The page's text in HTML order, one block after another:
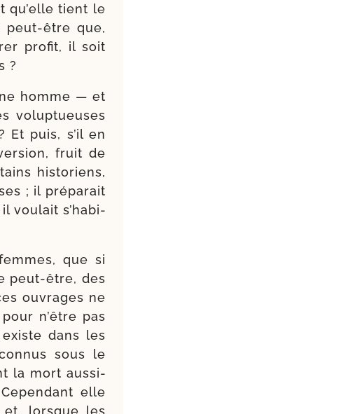
qu’elle tient le
peut-​être que,
pro­fit, il soit
?
homme — et
volup­tueuses
puis, s’il en
fruit de
his­to­riens,
; il pré­pa­rait
vou­lait s’ha­bi­
que si
peut-​être, des
ouvrages ne
n’être pas
dans les
sous le
la mort aus­si­
elle
et, lorsque les